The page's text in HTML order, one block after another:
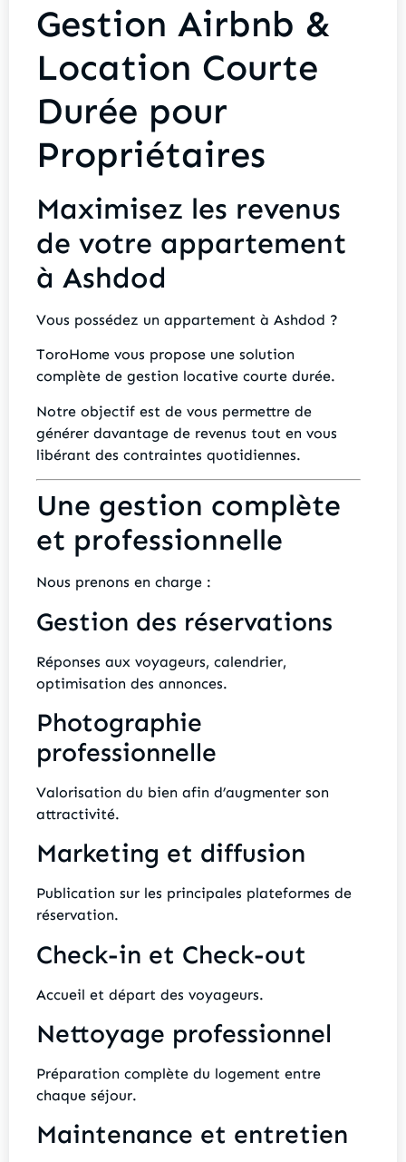
Gestion Airbnb &
Location Courte
Durée pour
Propriétaires
Maximisez les revenus
de votre appartement
à Ashdod
Vous possédez un appartement à Ashdod ?
ToroHome vous propose une solution
complète de gestion locative courte durée.
Notre objectif est de vous permettre de
générer davantage de revenus tout en vous
libérant des contraintes quotidiennes.
Une gestion complète
et professionnelle
Nous prenons en charge :
Gestion des réservations
Réponses aux voyageurs, calendrier,
optimisation des annonces.
Photographie
professionnelle
Valorisation du bien afin d’augmenter son
attractivité.
Marketing et diffusion
Publication sur les principales plateformes de
réservation.
Check-in et Check-out
Accueil et départ des voyageurs.
Nettoyage professionnel
Préparation complète du logement entre
chaque séjour.
Maintenance et entretien